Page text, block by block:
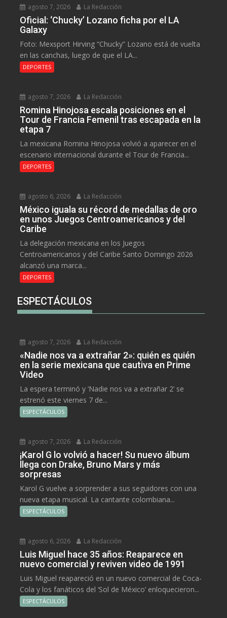
agosto 7, 2026 La Redacción
Oficial: ‘Chucky’ Lozano ficha por el LA
Galaxy
Foto: Mexsport Hirving “Chucky” Lozano está de vuelta
en las canchas, luego de que el LA...
DEPORTES
agosto 7, 2026 La Redacción
Romina Hinojosa escala posiciones en el
Tour de Francia Femenil tras escapada en la
etapa 7
La mexicana Romina Hinojosa volvió a aparecer en el
escenario internacional durante el Tour de Francia...
DEPORTES
agosto 6, 2026 La Redacción
México iguala su récord de medallas de oro
en unos Juegos Centroamericanos y del
Caribe
La delegación mexicana en los Juegos
Centroamericanos y del Caribe Santo Domingo 2026
alcanzó una marca...
DEPORTES
ESPECTÁCULOS
agosto 7, 2026 La Redacción
«Nadie nos va a extrañar 2»: quién es quién
en la serie mexicana que cautiva en Prime
Video
La espera terminó y ‘Nadie nos va a extrañar 2’ se
estrenó este viernes 7 de...
ESPECTÁCULOS
agosto 7, 2026 La Redacción
¡Karol G lo volvió a hacer! Su nuevo álbum
llega con Drake, Bruno Mars y más
sorpresas
Karol G vuelve a sorprender a sus seguidores con una
nueva etapa musical. La cantante colombiana...
ESPECTÁCULOS
agosto 6, 2026 La Redacción
Luis Miguel hace 35 años: Reaparece en
nuevo comercial y reviven video de 1991
Luis Miguel reapareció en un nuevo comercial de Coca-
Cola y los fanáticos del ‘Sol de México’ enloquecieron...
ESPECTÁCULOS